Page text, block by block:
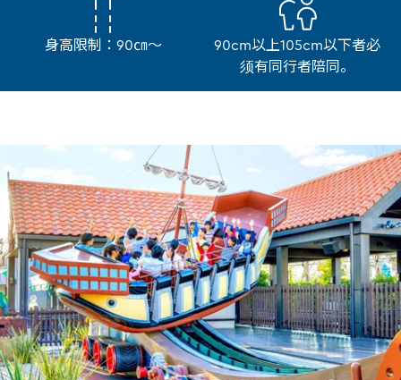
身高限制：90㎝～
90cm以上105cm以下者必
须有同行者陪同。